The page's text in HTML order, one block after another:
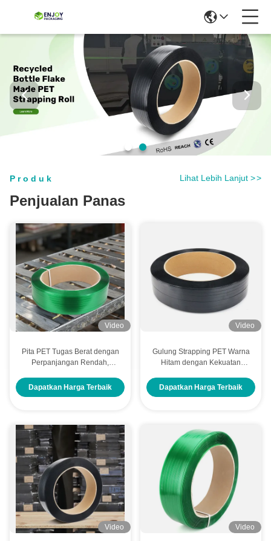
Produk
Penjualan Panas
Lihat Lebih Lanjut >>
Video
Pita PET Tugas Berat dengan
Perpanjangan Rendah,
Kekuatan Tarik Kuat untuk
Dapatkan Harga Terbaik
Video
Gulung Strapping PET Warna
Hitam dengan Kekuatan
Perpanjangan Rendah untuk
Dapatkan Harga Terbaik
Video Video